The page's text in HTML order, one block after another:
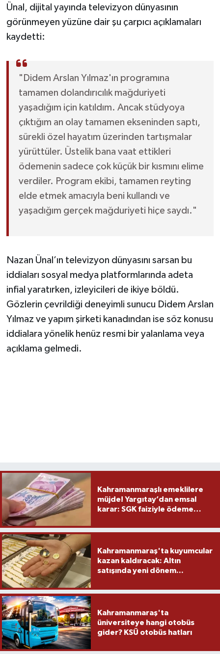
Ünal, dijital yayında televizyon dünyasının
görünmeyen yüzüne dair şu çarpıcı açıklamaları
kaydetti:
"Didem Arslan Yılmaz'ın programına
tamamen dolandırıcılık mağduriyeti
yaşadığım için katıldım. Ancak stüdyoya
çıktığım an olay tamamen ekseninden saptı,
sürekli özel hayatım üzerinden tartışmalar
yürüttüler. Üstelik bana vaat ettikleri
ödemenin sadece çok küçük bir kısmını elime
verdiler. Program ekibi, tamamen reyting
elde etmek amacıyla beni kullandı ve
yaşadığım gerçek mağduriyeti hiçe saydı."
Nazan Ünal’ın televizyon dünyasını sarsan bu
iddiaları sosyal medya platformlarında adeta
infial yaratırken, izleyicileri de ikiye böldü.
Gözlerin çevrildiği deneyimli sunucu Didem Arslan
Yılmaz ve yapım şirketi kanadından ise söz konusu
iddialara yönelik henüz resmi bir yalanlama veya
açıklama gelmedi.
Kahramanmaraşlı emeklilere
müjde! Yargıtay’dan emsal
karar: SGK faiziyle ödeme
Kahramanmaraş'ta kuyumcular
kazan kaldıracak: Altın
satışında yeni dönem...
Kahramanmaraş'ta
üniversiteye hangi otobüs
gider? KSÜ otobüs hatları